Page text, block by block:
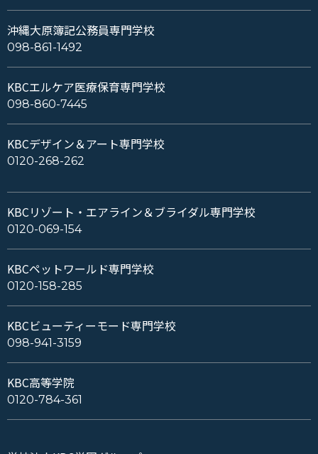
沖縄大原簿記公務員専門学校
098-861-1492
KBCエルケア医療保育専門学校
098-860-7445
KBCデザイン＆アート専門学校
0120-268-262
KBCリゾート・エアライン＆ブライダル専門学校
0120-069-154
KBCペットワールド専門学校
0120-158-285
KBCビューティーモード専門学校
098-941-3159
KBC高等学院
0120-784-361